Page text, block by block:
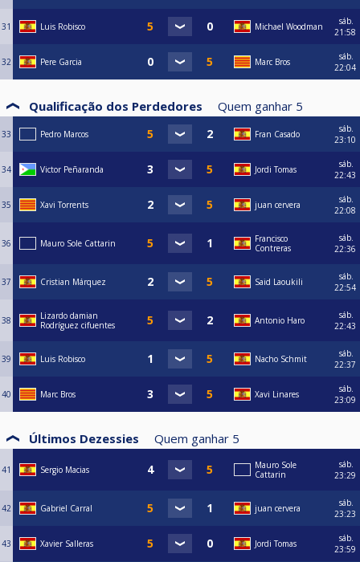
31 Luis Robisco Michael Woodman
sáb.
21:58
32 Pere Garcia Marc Bros
sáb.
22:04
Qualificação dos Perdedores Quem ganhar 5
33 Pedro Marcos Fran Casado
sáb.
23:10
34 Victor Peñaranda Jordi Tomas
sáb.
22:43
35 Xavi Torrents juan cervera
sáb.
22:08
36 Mauro Sole Cattarin
Francisco
Contreras
sáb.
22:36
37 Cristian Márquez Said Laoukili
sáb.
22:54
38
Lizardo damian
Rodríguez cifuentes
Antonio Haro
sáb.
22:43
39 Luis Robisco Nacho Schmit
sáb.
22:37
40 Marc Bros Xavi Linares
sáb.
23:09
Últimos Dezessies Quem ganhar 5
41 Sergio Macias
Mauro Sole
Cattarin
sáb.
23:29
42 Gabriel Carral juan cervera
sáb.
23:23
43 Xavier Salleras Jordi Tomas
sáb.
23:59